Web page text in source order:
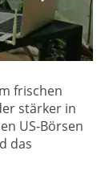
frischen
stärker in
US-Börsen
das